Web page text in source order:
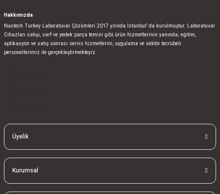
Hakkımızda
Nastech Turkey Laboratuvar Çözümleri 2017 yılında İstanbul’ da kurulmuştur. Laboratuvar
Cihazları satışı, sarf ve yedek parça temini gibi ürün hizmetlerinin yanında; eğitim,
aplikasyon ve satış sonrası servis hizmetlerini, uygulama ve sektör tecrübeli
personellerimiz ile gerçekleştirmekteyiz.
Üyelik
Kurumsal